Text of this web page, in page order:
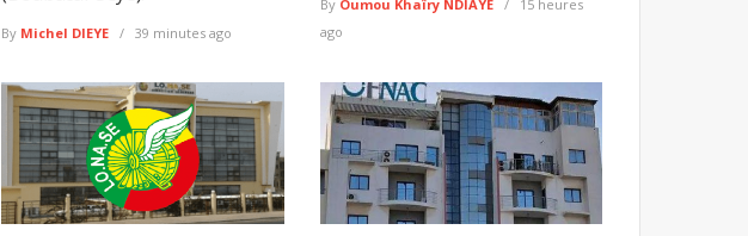
By Michel DIEYE 39 minutes ago
By Oumou Khaïry NDIAYE
15 heures
ago